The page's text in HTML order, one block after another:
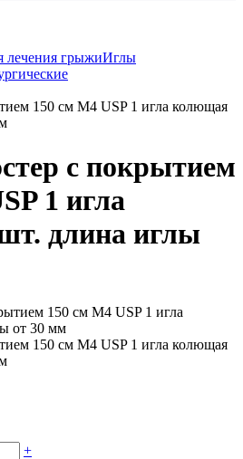
лечения грыжиИглы
150 см М4 USP 1 игла колющая
с покрытием
1 игла
длина иглы
150 см М4 USP 1 игла колющая
+